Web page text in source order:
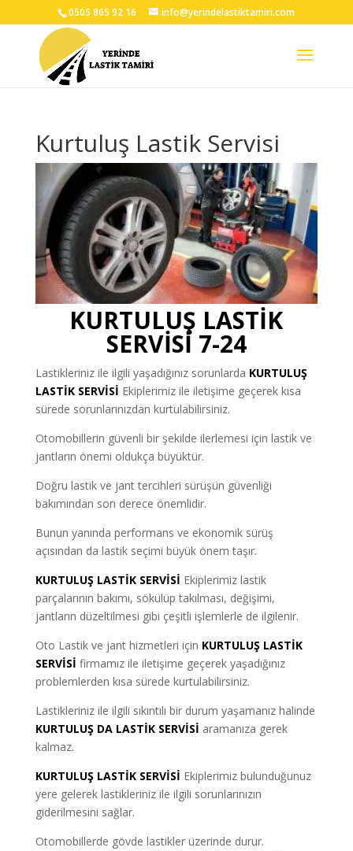
0505 865 92 16 info@yerindelastiktamiri.com
Kurtuluş Lastik Servisi
KURTULUŞ LASTİK
SERVİSİ 7-24
Lastikleriniz ile ilgili yaşadığınız sorunlarda KURTULUŞ
LASTİK SERVİSİ Ekiplerimiz ile iletişime geçerek kısa
sürede sorunlarınızdan kurtulabilirsiniz.
Otomobillerin güvenli bir şekilde ilerlemesi için lastik ve
jantların önemi oldukça büyüktür.
Doğru lastik ve jant tercihleri sürüşün güvenliği
bakımından son derece önemlidir.
Bunun yanında performans ve ekonomik sürüş
açısından da lastik seçimi büyük önem taşır.
KURTULUŞ LASTİK SERVİSİ Ekiplerimiz lastik
parçalarının bakımı, sökülüp takılması, değişimi,
jantların düzeltilmesi gibi çeşitli işlemlerle de ilgilenir.
Oto Lastik ve jant hizmetleri için KURTULUŞ LASTİK
SERVİSİ firmamız ile iletişime geçerek yaşadığınız
problemlerden kısa sürede kurtulabilirsiniz.
Lastikleriniz ile ilgili sıkıntılı bir durum yaşamanız halinde
KURTULUŞ DA LASTİK SERVİSİ aramanıza gerek
kalmaz.
KURTULUŞ LASTİK SERVİSİ Ekiplerimiz bulunduğunuz
yere gelerek lastikleriniz ile ilgili sorunlarınızın
giderilmesini sağlar.
Otomobillerde gövde lastikler üzerinde durur.